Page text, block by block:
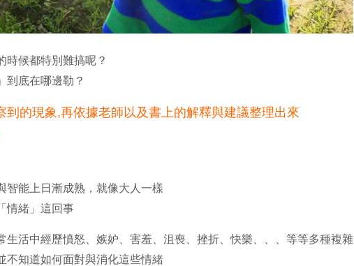
時候都特別難搞呢？
到底在哪邊勒？
到的現象,再依據老師以及書上的解釋與建議整理出來
智能上日漸成熟，就像大人一樣
情緒」這回事
生活中經歷憤怒、嫉妒、害羞、沮喪、挫折、快樂、、、等等多種複雜
不知道如何面對與消化這些情緒